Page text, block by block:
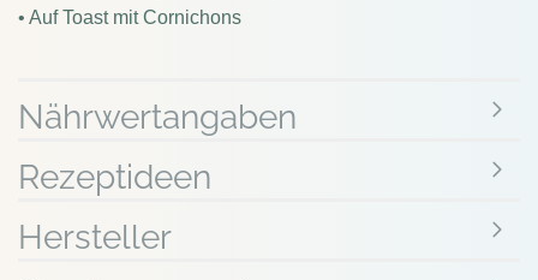
• Auf Toast mit Cornichons
Nährwertangaben
Rezeptideen
Hersteller